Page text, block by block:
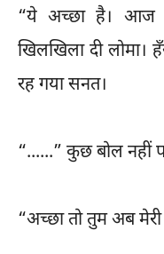
“ये अच्छा है। आज
खिलखिला दी
रह गया सनत।
“......” कुछ बोल नहीं
“अच्छा तो तुम अब